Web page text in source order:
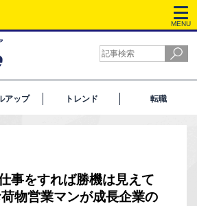
MENU
アップ トレンド 転職
事をすれば勝機は見えて
物営業マンが成長企業の